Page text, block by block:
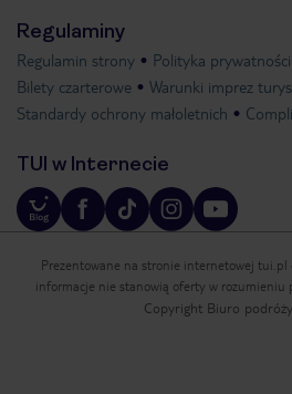
Regulaminy
Regulamin strony Polityka prywatności
Bilety czarterowe
Warunki imprez
Standardy ochrony małoletnich
TUI w Internecie
Prezentowane na stronie internetowej tui.pl
informacje nie stanowią oferty w rozumieniu
Copyright Biuro